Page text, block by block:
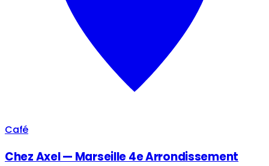
Café
Chez Axel — Marseille 4e Arrondissement